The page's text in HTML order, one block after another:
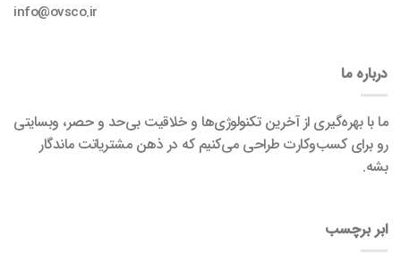
info@ovsco.ir
درباره ما
ما با بهره‌گیری از آخرین تکنولوژی‌ها و خلاقیت بی‌حد و حصر، وبسایتی
رو برای کسب‌وکارت طراحی می‌کنیم که در ذهن مشتریاتت ماندگار
بشه.
ابر برچسب